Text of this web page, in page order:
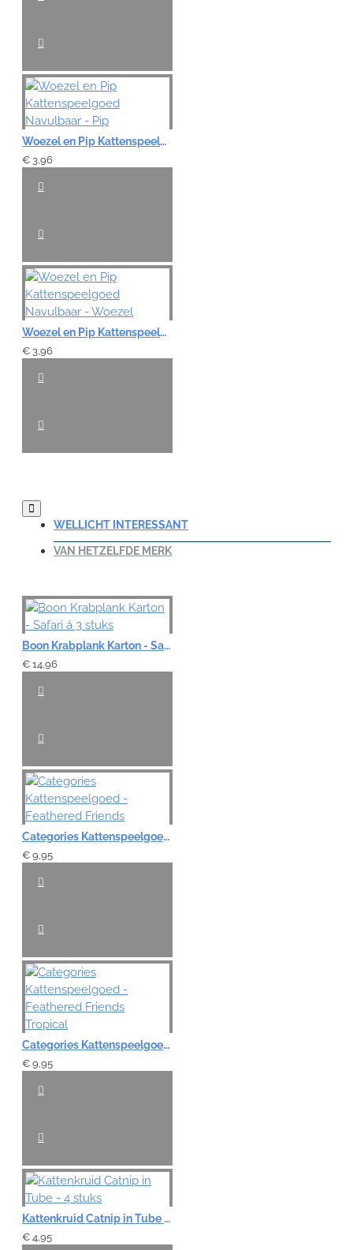
Woezel en Pip Kattenspeelgoed Navulbaar - Pip
€ 3,96
Woezel en Pip Kattenspeelgoed Navulbaar - Woezel
€ 3,96
WELLICHT INTERESSANT
VAN HETZELFDE MERK
Boon Krabplank Karton - Safari á 3 stuks
€ 14,96
Categories Kattenspeelgoed - Feathered Friends
€ 9,95
Categories Kattenspeelgoed - Feathered Friends Tropical
€ 9,95
Kattenkruid Catnip in Tube - 4 stuks
€ 4,95